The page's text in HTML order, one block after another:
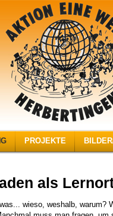
PROJEKTE
als
wieso, weshalb, warum?